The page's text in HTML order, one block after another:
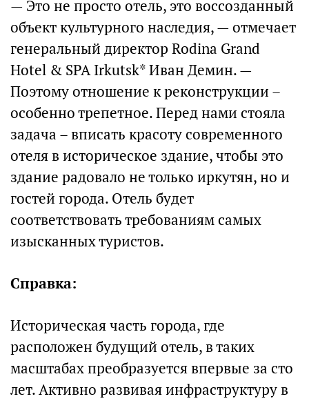
— Это не просто отель, это воссозданный
объект культурного наследия, — отмечает
генеральный директор Rodina Grand
Hotel & SPA Irkutsk* Иван Демин. —
Поэтому отношение к реконструкции –
особенно трепетное. Перед нами стояла
задача – вписать красоту современного
отеля в историческое здание, чтобы это
здание радовало не только иркутян, но и
гостей города. Отель будет
соответствовать требованиям самых
изысканных туристов.
Справка:
Историческая часть города, где
расположен будущий отель, в таких
масштабах преобразуется впервые за сто
лет. Активно развивая инфраструктуру в